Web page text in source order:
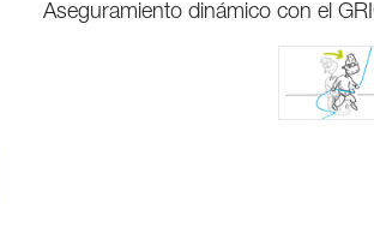
Aseguramiento dinámico con el